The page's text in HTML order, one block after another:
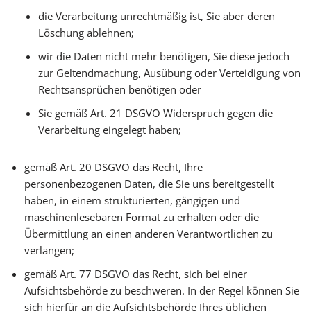
die Verarbeitung unrechtmäßig ist, Sie aber deren
Löschung ablehnen;
wir die Daten nicht mehr benötigen, Sie diese jedoch
zur Geltendmachung, Ausübung oder Verteidigung von
Rechtsansprüchen benötigen oder
Sie gemäß Art. 21 DSGVO Widerspruch gegen die
Verarbeitung eingelegt haben;
gemäß Art. 20 DSGVO das Recht, Ihre
personenbezogenen Daten, die Sie uns bereitgestellt
haben, in einem strukturierten, gängigen und
maschinenlesebaren Format zu erhalten oder die
Übermittlung an einen anderen Verantwortlichen zu
verlangen;
gemäß Art. 77 DSGVO das Recht, sich bei einer
Aufsichtsbehörde zu beschweren. In der Regel können Sie
sich hierfür an die Aufsichtsbehörde Ihres üblichen